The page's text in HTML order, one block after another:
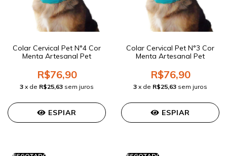
Colar Cervical Pet N°4 Cor
Menta Artesanal Pet
R$76,90
3 x de R$25,63 sem juros
ESPIAR
Colar Cervical Pet N°3 Cor
Menta Artesanal Pet
R$76,90
3 x de R$25,63 sem juros
ESPIAR